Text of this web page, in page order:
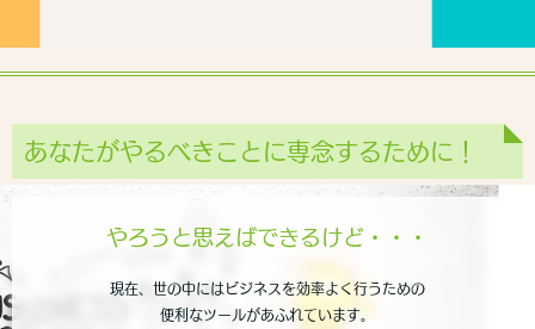
あなたがやるべきことに専念するために！
やろうと思えばできるけど・・・
現在、世の中にはビジネスを効率よく行うための
便利なツールがあふれています。